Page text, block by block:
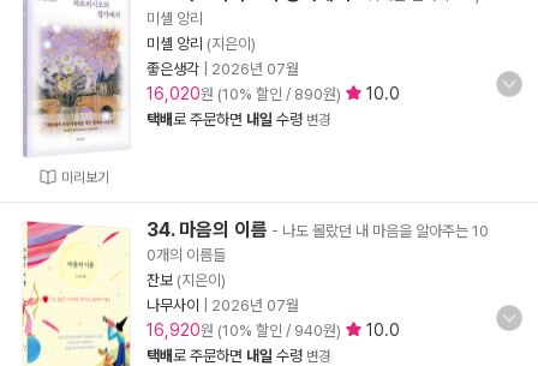
미리보기
미셸 앙리
미셸 앙리 (지은이)
좋은생각
2026년 07월
16,020원 (10% 할인 / 890원) 10.0
택배로 주문하면 내일 수령 변경
34. 마음의 이름 - 나도 몰랐던 내 마음을 알아주는 10
0개의 이름들
잔보 (지은이)
나무사이
2026년 07월
16,920원 (10% 할인 / 940원) 10.0
택배로 주문하면 내일 수령 변경